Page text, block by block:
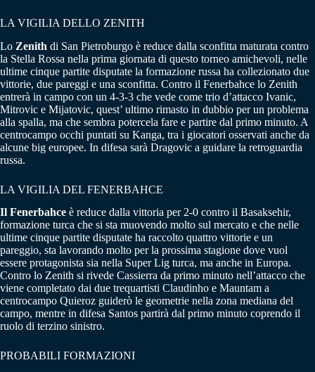
LA VIGILIA DELLO ZENITH
Lo Zenith di San Pietroburgo è reduce dalla sconfitta maturata contro
la Stella Rossa nella prima giornata di questo torneo amichevoli, nelle
ultime cinque partite disputate la formazione russa ha collezionato due
vittorie, due pareggi e una sconfitta. Contro il Fenerbahce lo Zenith
entrerà in campo con un 4-3-3 che vede come trio d’attacco Ivanic,
Mitrovic e Mijatovic, quest’ ultimo rimasto in dubbio per un problema
alla spalla, ma che sembra potercela fare e partire dal primo minuto. A
centrocampo occhi puntati su Kanga, tra i giocatori osservati anche da
alcune big europee. In difesa sarà Dragovic a guidare la retroguardia
russa.
LA VIGILIA DEL FENERBAHCE
Il Fenerbahce è reduce dalla vittoria per 2-0 contro il Basaksehir,
formazione turca che si sta muovendo molto sul mercato e che nelle
ultime cinque partite disputate ha raccolto quattro vittorie e un
pareggio, sta lavorando molto per la prossima stagione dove vuol
essere protagonista sia nella Super Lig turca, ma anche in Europa.
Contro lo Zenith si rivede Cassierra da primo minuto nell’attacco che
viene completato dai due trequartisti Claudinho e Mauntam a
centrocampo Quieroz guiderò le geometrie nella zona mediana del
campo, mentre in difesa Santos partirà dal primo minuto coprendo il
ruolo di terzino sinistro.
PROBABILI FORMAZIONI